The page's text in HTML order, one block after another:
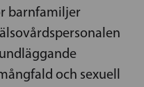
barnfamiljer
och sexuell